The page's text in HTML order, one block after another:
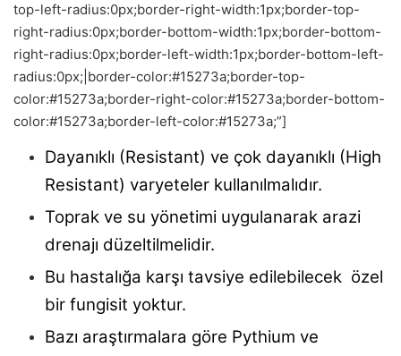
top-left-radius:0px;border-right-width:1px;border-top-
right-radius:0px;border-bottom-width:1px;border-bottom-
right-radius:0px;border-left-width:1px;border-bottom-left-
radius:0px;|border-color:#15273a;border-top-
color:#15273a;border-right-color:#15273a;border-bottom-
color:#15273a;border-left-color:#15273a;”]
Dayanıklı (Resistant) ve çok dayanıklı (High
Resistant) varyeteler kullanılmalıdır.
Toprak ve su yönetimi uygulanarak arazi
drenajı düzeltilmelidir.
Bu hastalığa karşı tavsiye edilebilecek özel
bir fungisit yoktur.
Bazı araştırmalara göre Pythium ve